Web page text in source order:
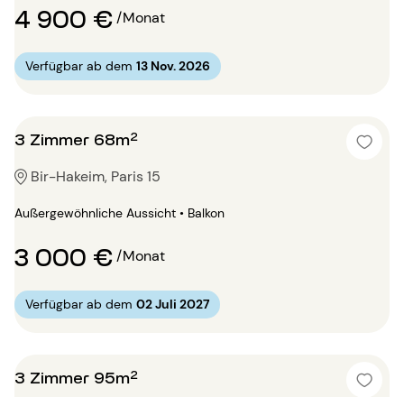
4 900 €/Monat
Verfügbar ab dem 13 Nov. 2026
3 Zimmer 68m²
Bir-Hakeim, Paris 15
Außergewöhnliche Aussicht • Balkon
3 000 €/Monat
Verfügbar ab dem 02 Juli 2027
3 Zimmer 95m²